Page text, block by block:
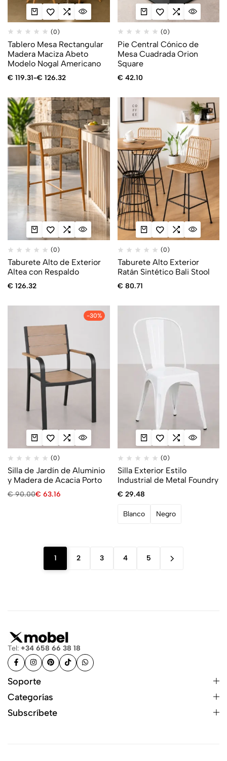
(0)
Tablero Mesa Rectangular
Madera Maciza Abeto
Modelo Nogal Americano
€ 119.31-€ 126.32
(0)
Pie Central Cónico de
Mesa Cuadrada Orion
Square
€ 42.10
(0)
Taburete Alto de Exterior
Altea con Respaldo
€ 126.32
(0)
Taburete Alto Exterior
Ratán Sintético Bali Stool
€ 80.71
-30%
(0)
Silla de Jardín de Aluminio
y Madera de Acacia Porto
€90.00€ 63.16
(0)
Silla Exterior Estilo
Industrial de Metal Foundry
€ 29.48
Blanco Negro
1 2 3 4 5
Tel: +34 658 66 38 18
Soporte
Categorías
Subscríbete